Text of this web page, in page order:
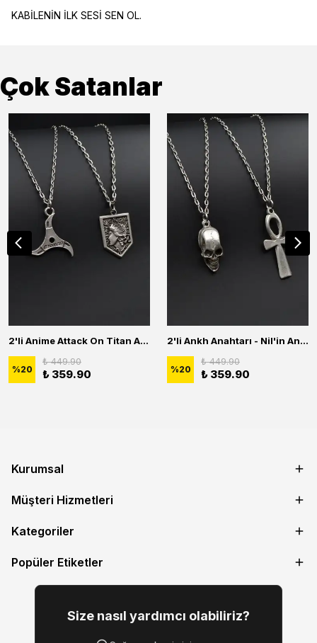
KABİLENİN İLK SESİ SEN OL.
Çok Satanlar
2'li Anime Attack On Titan Acrylic Maria Anime Naruto Erkek Kadın Kolye Seti
%20
₺ 449.90
₺ 359.90
2'li Ankh Anahtarı - Nil'in Anahtarı - Kuru Kafa Erkek Kadın Kolye Seti
%20
₺ 449.90
₺ 359.90
Kurumsal
Müşteri Hizmetleri
Kategoriler
Popüler Etiketler
Size nasıl yardımcı olabiliriz?